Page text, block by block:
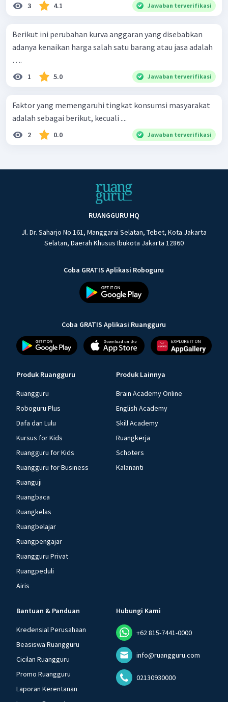
3 4.1 Jawaban terverifikasi
Berikut ini perubahan kurva anggaran yang disebabkan
adanya kenaikan harga salah satu barang atau jasa adalah
….
1 5.0 Jawaban terverifikasi
Faktor yang memengaruhi tingkat konsumsi masyarakat
adalah sebagai berikut, kecuali ....
2 0.0 Jawaban terverifikasi
RUANGGURU HQ
Jl. Dr. Saharjo No.161, Manggarai Selatan, Tebet, Kota Jakarta
Selatan, Daerah Khusus Ibukota Jakarta 12860
Coba GRATIS Aplikasi Roboguru
Coba GRATIS Aplikasi Ruangguru
Produk Ruangguru
Ruangguru
Roboguru Plus
Dafa dan Lulu
Kursus for Kids
Ruangguru for Kids
Ruangguru for Business
Ruanguji
Ruangbaca
Ruangkelas
Ruangbelajar
Ruangpengajar
Ruangguru Privat
Ruangpeduli
Airis
Produk Lainnya
Brain Academy Online
English Academy
Skill Academy
Ruangkerja
Schoters
Kalananti
Bantuan & Panduan
Kredensial Perusahaan
Beasiswa Ruangguru
Cicilan Ruangguru
Promo Ruangguru
Laporan Kerentanan
Hubungi Kami
+62 815-7441-0000
info@ruangguru.com
02130930000